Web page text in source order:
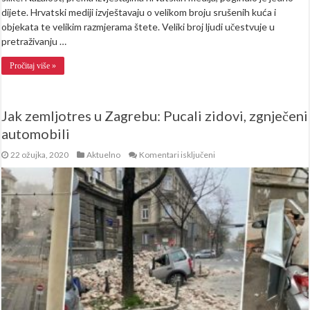
dijete. Hrvatski mediji izvještavaju o velikom broju srušenih kuća i
objekata te velikim razmjerama štete. Veliki broj ljudi učestvuje u
pretraživanju …
Pročitaj više »
Jak zemljotres u Zagrebu: Pucali zidovi, zgnječeni
automobili
22 ožujka, 2020 Aktuelno Komentari isključeni
zemljotres
u
Zagrebu:
Pucali
zidovi,
zgnječeni
automobili